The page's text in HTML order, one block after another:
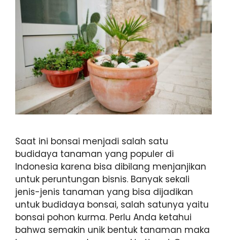
Saat ini bonsai menjadi salah satu
budidaya tanaman yang populer di
Indonesia karena bisa dibilang menjanjikan
untuk peruntungan bisnis. Banyak sekali
jenis-jenis tanaman yang bisa dijadikan
untuk budidaya bonsai, salah satunya yaitu
bonsai pohon kurma. Perlu Anda ketahui
bahwa semakin unik bentuk tanaman maka